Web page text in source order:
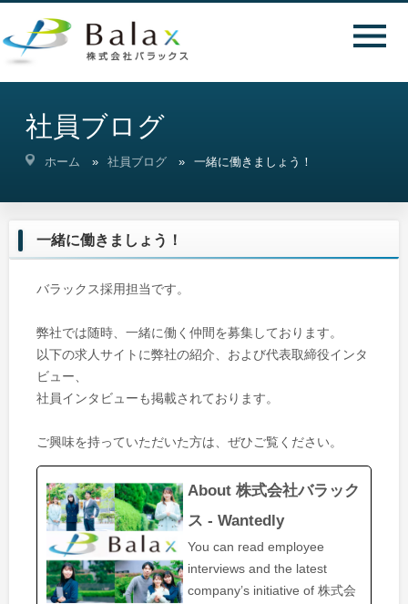
社員ブログ
ホーム 社員ブログ 一緒に働きましょう！
一緒に働きましょう！
バラックス採用担当です。
弊社では随時、一緒に働く仲間を募集しております。
以下の求人サイトに弊社の紹介、および代表取締役インタ
ビュー、
社員インタビューも掲載されております。
ご興味を持っていただいた方は、ぜひご覧ください。
About 株式会社バラック
ス - Wantedly
You can read employee
interviews and the latest
company’s initiative of 株式会